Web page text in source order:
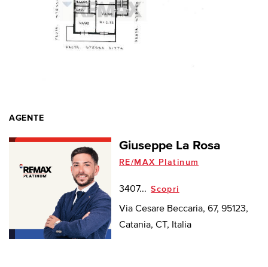
AGENTE
Giuseppe La Rosa
RE/MAX Platinum
3407... Scopri
Via Cesare Beccaria, 67, 95123,
Catania, CT, Italia